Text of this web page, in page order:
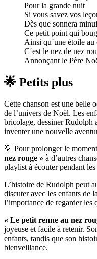
Pour la grande nuit
Si vous savez vos
Dès que sonnera
Ce petit point qui
Ainsi qu´une étoile au
C´est le nez de nez
Annonçant le Père
🌟 Petits plus
Cette chanson est une belle
de l’univers de Noël. Les
bricolage, dessiner Rudolph
inventer une nouvelle
💡 Pour prolonger le
nez rouge » à d’autres
playlist à écouter pendant
L’histoire de Rudolph peut
discuter avec les enfants de
l’importance de regarder les
« Le petit renne au nez
joyeuse et facile à retenir.
enfants, tandis que son
bienveillance.